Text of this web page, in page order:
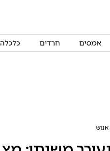
אמסים חרדים כלכלה